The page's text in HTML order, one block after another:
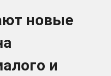
новые
и